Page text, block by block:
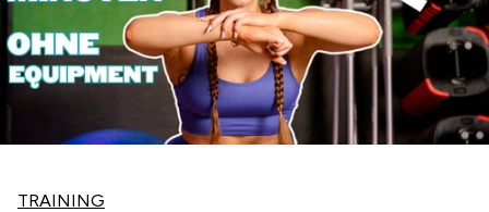
TRAINING